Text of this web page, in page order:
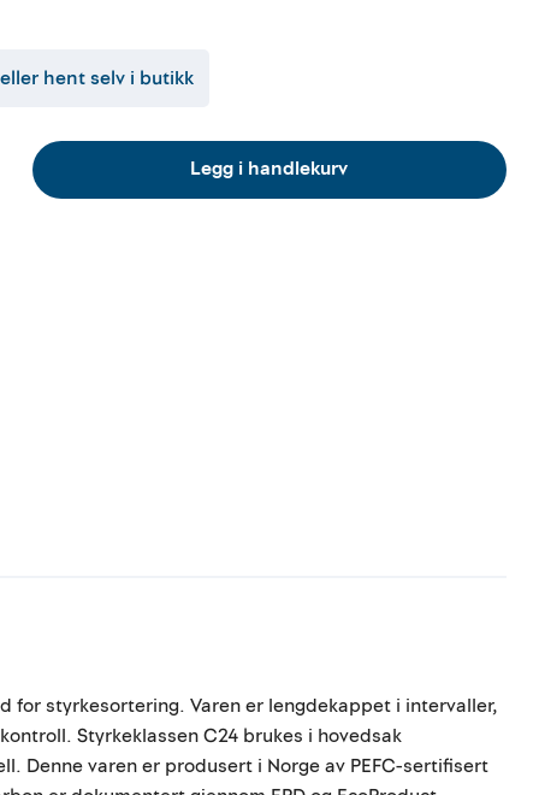
eller hent selv i butikk
Legg i handlekurv
styrkesortering. Varen er lengdekappet i intervaller,
Styrkeklassen C24 brukes i hovedsak
Denne varen er produsert i Norge av PEFC-sertifisert